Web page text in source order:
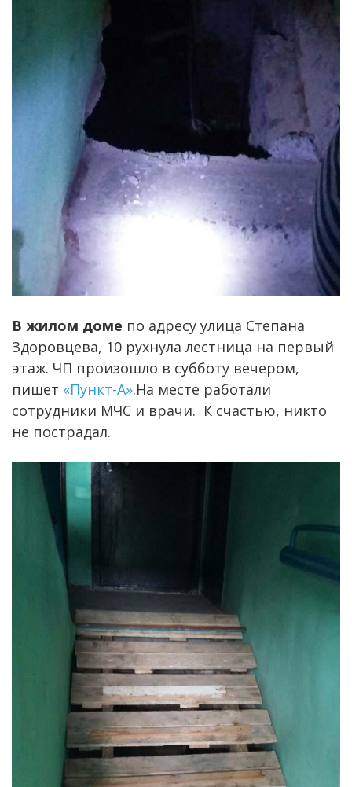
В жилом доме по адресу улица Степана
Здоровцева, 10 рухнула лестница на первый
этаж. ЧП произошло в субботу вечером,
пишет «Пункт-А».На месте работали
сотрудники МЧС и врачи. К счастью, никто
не пострадал.